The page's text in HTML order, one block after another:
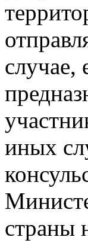
случае,
иных
страны